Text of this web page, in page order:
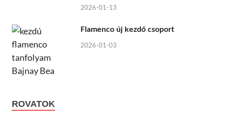
2026-01-13
Flamenco új kezdő csoport
2026-01-03
ROVATOK